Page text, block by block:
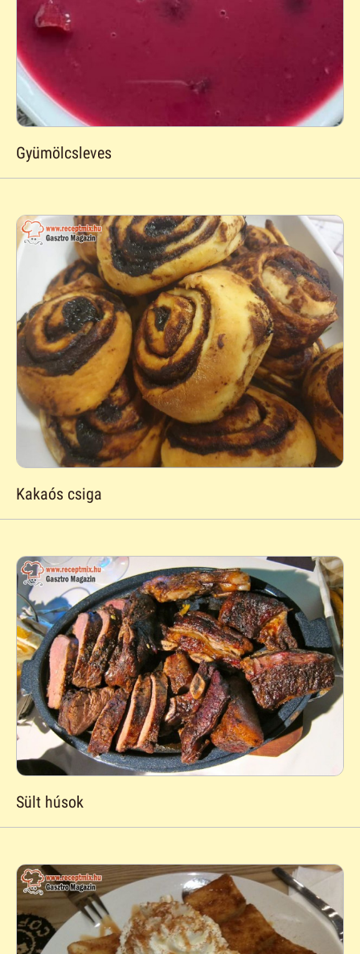
Gyümölcsleves
Kakaós csiga
Sült húsok